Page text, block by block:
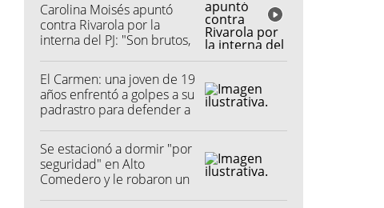
Carolina Moisés apuntó
contra Rivarola por la
interna del PJ: "Son brutos,
El Carmen: una joven de 19
años enfrentó a golpes a su
padrastro para defender a
Se estacionó a dormir "por
seguridad" en Alto
Comedero y le robaron un